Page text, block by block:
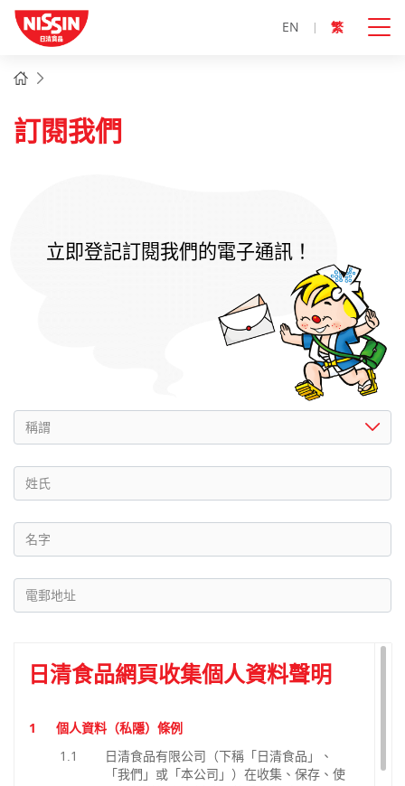
EN 繁
主頁
訂閱我們
立即登記訂閱我們的電子通訊！
稱謂
姓氏
名字
電郵地址
日清食品網頁收集個人資料聲明
1
個人資料（私隱）條例
1.1
日清食品有限公司（下稱「日清食品」、
「我們」或「本公司」）在收集、保存、使